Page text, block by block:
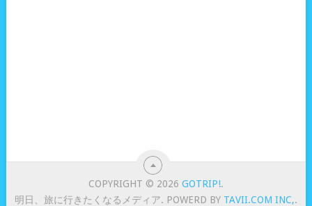
COPYRIGHT © 2026GOTRIP!.
明日、旅に行きたくなるメディア. POWERD BY TAVII.COM INC,.